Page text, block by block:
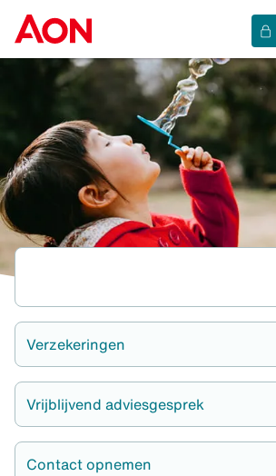
Verzekeringen
Vrijblijvend adviesgesprek
Contact opnemen